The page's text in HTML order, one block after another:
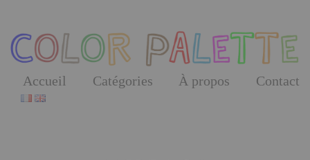
the
content
Accueil Catégories À propos Contact